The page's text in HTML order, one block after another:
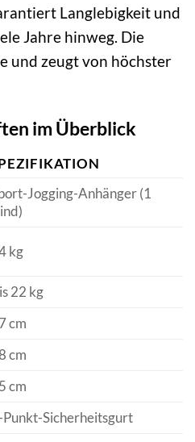
Langlebigkeit und
Jahre hinweg. Die
und zeugt von höchster
im Überblick
Jogging-Anhänger (1
kg
22 kg
cm
cm
cm
Punkt-Sicherheitsgurt